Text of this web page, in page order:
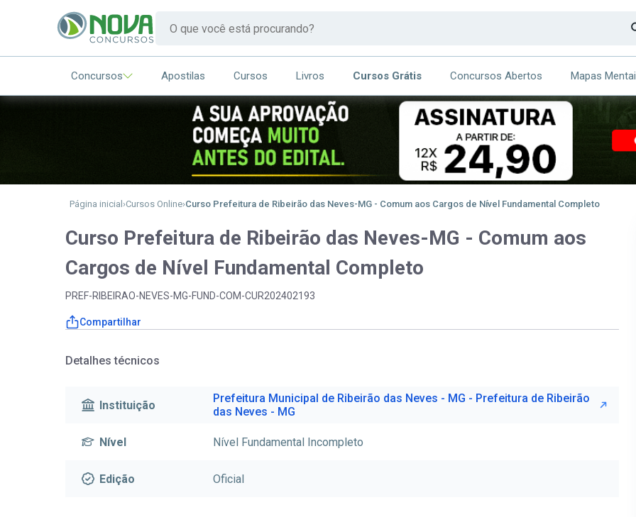
Concursos Apostilas Cursos Livros Cursos Grátis Concursos Abertos Mapas
Página inicial Cursos Online Curso Prefeitura de Ribeirão das Neves-MG - Comum aos Cargos de Nível Fundamental Completo
Curso Prefeitura de Ribeirão das Neves-MG - Comum aos
Cargos de Nível Fundamental Completo
PREF-RIBEIRAO-NEVES-MG-FUND-COM-CUR202402193
Compartilhar
Detalhes técnicos
Instituição
Prefeitura Municipal de Ribeirão das Neves - MG - Prefeitura de Ribeirão
das Neves - MG
Nível Nível Fundamental Incompleto
Edição Oficial